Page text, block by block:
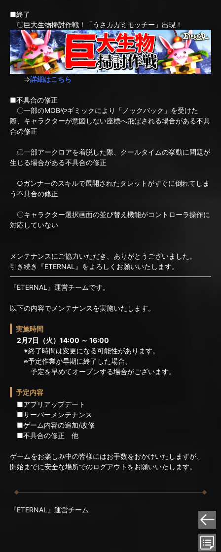
■終了
〇巨大生物掃討作戦！「うさカガミモッチー」出現！
⇒詳細はこちら
■不具合の修正
〇一部のMOBやギミックにより「ノックバック」を受けた
際、キャラクターが意図しない座標へ飛ばされる場合がある不具
合の修正
〇一部アークロアを着脱した際、クールタイムの挙動に問題が
生じる場合がある不具合の修正
○ガンナーのスキルで展開されたタレットがすぐに倒れてしま
う不具合の修正
〇キャラクター選択画面の並び替え機能がコントローラ操作に
対応していない
メンテナンスにご協力いただき、ありがとうございました。
引き続き『ETERNAL』をよろしくお願いいたします。
『ETERNAL』運営チームです。
以下の内容でメンテナンスを実施いたします。
実施時間
2月7日（火）14:00 ～ 16:00
※終了時間は変更になる可能性があります。
※予定作業が早期に終了した場合、
予定を早めてオープンする場合がございます。
予定内容
■アプリアップデート
■サーバーメンテナンス
■ゲーム内容の追加/改修
■不具合の修正 他
ゲームをお楽しみ中の皆様にはお手数をおかけいたしますが、
開始までに安全な場所でのログアウトをお願いいたします。
『ETERNAL』運営チーム